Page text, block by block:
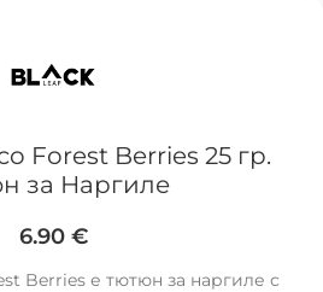
Forest Berries 25 гр.
за Наргиле
6.90 €
Berries е тютюн за наргиле с